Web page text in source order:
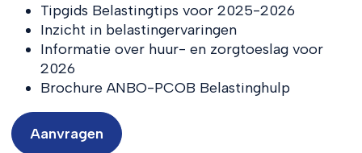
Tipgids Belastingtips voor 2025-2026
Inzicht in belastingervaringen
Informatie over huur- en zorgtoeslag voor
2026
Brochure ANBO-PCOB Belastinghulp
Aanvragen